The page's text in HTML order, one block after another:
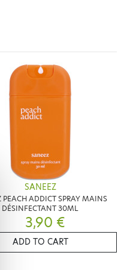
SANEEZ
PEACH ADDICT SPRAY MAINS
DÉSINFECTANT 30ML
3,90 €
ADD TO CART